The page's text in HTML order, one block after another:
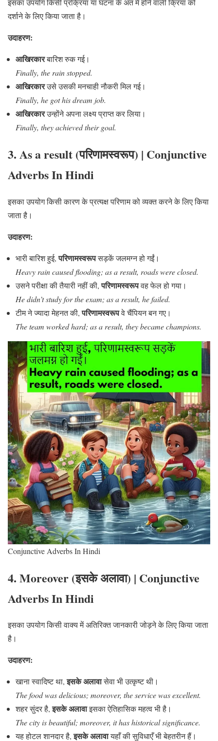
इसका उपयोग किसी प्रक्रिया या घटना के अंत में होने वाली क्रिया को
दर्शाने के लिए किया जाता है।
उदाहरण:
आखिरकारबारिश रुक गई।
Finally, the rain stopped.
आखिरकारउसे उसकी मनचाही नौकरी मिल गई।
Finally, he got his dream job.
आखिरकारउन्होंने अपना लक्ष्य प्राप्त कर लिया।
Finally, they achieved their goal.
3. As a result (परिणामस्वरूप) | Conjunctive
Adverbs In Hindi
इसका उपयोग किसी कारण के प्रत्यक्ष परिणाम को व्यक्त करने के लिए किया
जाता है।
उदाहरण:
भारी बारिश हुई,परिणामस्वरूपसड़कें जलमग्न हो गईं।
Heavy rain caused flooding; as a result, roads were closed.
उसने परीक्षा की तैयारी नहीं की,परिणामस्वरूपवह फेल हो गया।
He didn’t study for the exam; as a result, he failed.
टीम ने ज्यादा मेहनत की,परिणामस्वरूपवे चैंपियन बन गए।
The team worked hard; as a result, they became champions.
Conjunctive Adverbs In Hindi
4. Moreover (इसके अलावा) | Conjunctive
Adverbs In Hindi
इसका उपयोग किसी वाक्य में अतिरिक्त जानकारी जोड़ने के लिए किया जाता
है।
उदाहरण:
खाना स्वादिष्ट था,इसके अलावासेवा भी उत्कृष्ट थी।
The food was delicious; moreover, the service was excellent.
शहर सुंदर है,इसके अलावाइसका ऐतिहासिक महत्व भी है।
The city is beautiful; moreover, it has historical significance.
यह होटल शानदार है,इसके अलावायहाँ की सुविधाएँ भी बेहतरीन हैं।